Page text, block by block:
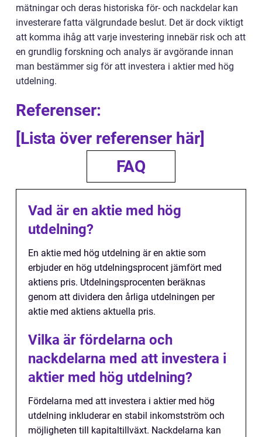
mätningar och deras historiska för- och nackdelar kan
investerare fatta välgrundade beslut. Det är dock viktigt
att komma ihåg att varje investering innebär risk och att
en grundlig forskning och analys är avgörande innan
man bestämmer sig för att investera i aktier med hög
utdelning.
Referenser:
[Lista över referenser här]
FAQ
Vad är en aktie med hög
utdelning?
En aktie med hög utdelning är en aktie som
erbjuder en hög utdelningsprocent jämfört med
aktiens pris. Utdelningsprocenten beräknas
genom att dividera den årliga utdelningen per
aktie med aktiens aktuella pris.
Vilka är fördelarna och
nackdelarna med att investera i
aktier med hög utdelning?
Fördelarna med att investera i aktier med hög
utdelning inkluderar en stabil inkomstström och
möjligheten till kapitaltillväxt. Nackdelarna kan